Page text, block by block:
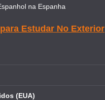
na Espanha
Estudar No Exterior
(EUA)